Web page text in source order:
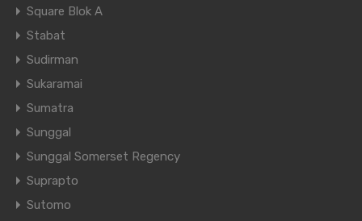
Dijual
Rp3.700.000.000
Villa di Mutiara Residence
LT (LxP) m2
Square Blok A
Stabat
Sudirman
Sukaramai
Sumatra
Sunggal
Sunggal Somerset Regency
Suprapto
Sutomo